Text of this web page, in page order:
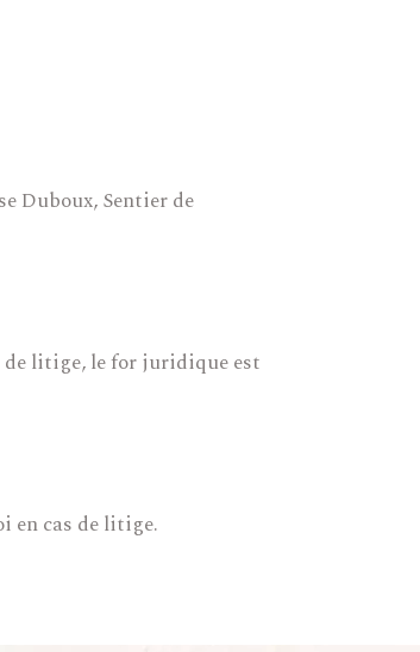
Duboux, Sentier de
de litige, le for juridique est
en cas de litige.